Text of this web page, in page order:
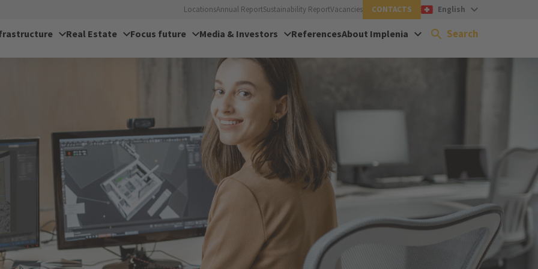
LocationsAnnual ReportSustainability ReportVacancies CONTACTS English
Real Estate Focus future Media & Investors ReferencesAbout Implenia Search